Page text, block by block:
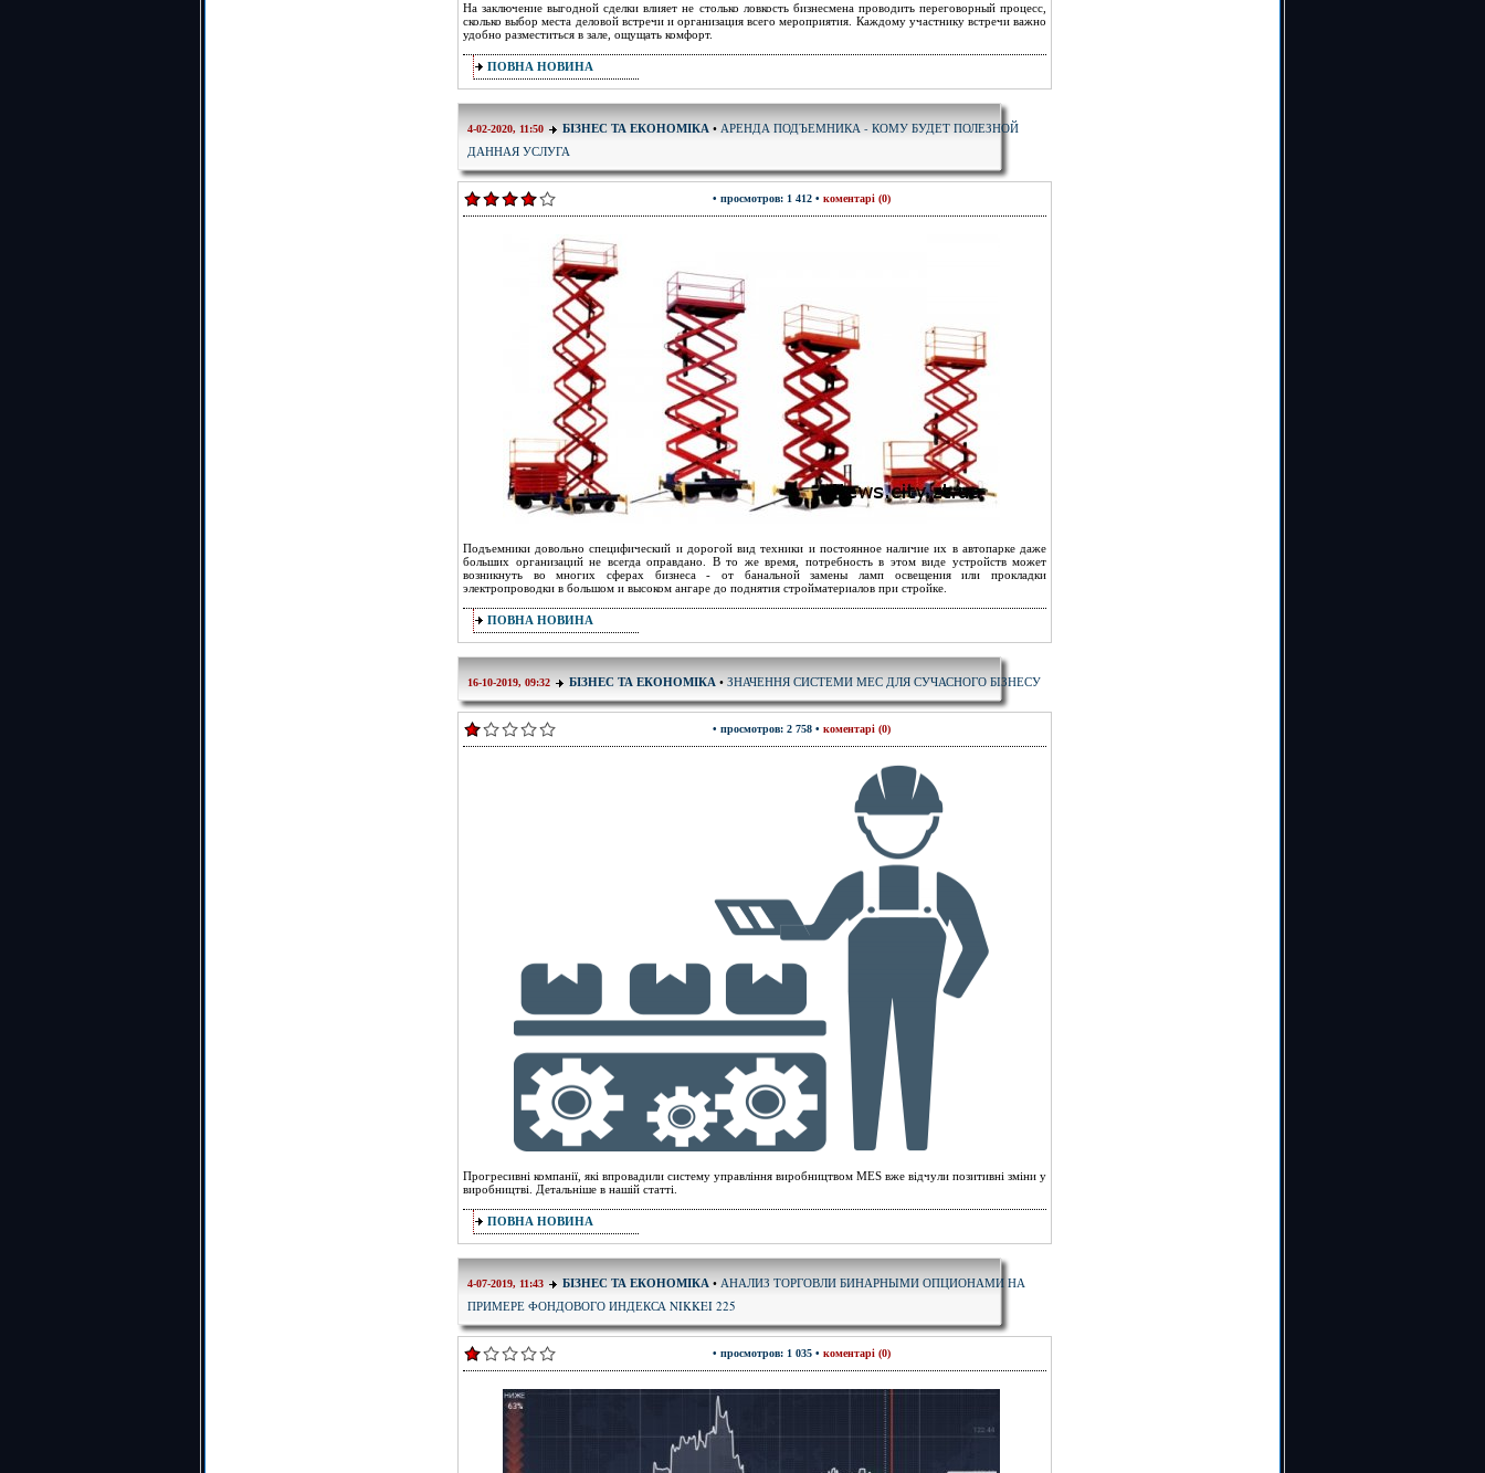
На заключение выгодной сделки влияет не столько ловкость бизнесмена проводить переговорный процесс,
сколько выбор места деловой встречи и организация всего мероприятия. Каждому участнику встречи важно
удобно разместиться в зале, ощущать комфорт.
ПОВНА НОВИНА
4-02-2020, 11:50 БІЗНЕС ТА ЕКОНОМІКА • АРЕНДА ПОДЪЕМНИКА - КОМУ БУДЕТ ПОЛЕЗНОЙ
ДАННАЯ УСЛУГА
• просмотров: 1 412 • коментарі (0)
Подъемники довольно специфический и дорогой вид техники и постоянное наличие их в автопарке даже
больших организаций не всегда оправдано. В то же время, потребность в этом виде устройств может
возникнуть во многих сферах бизнеса - от банальной замены ламп освещения или прокладки
электропроводки в большом и высоком ангаре до поднятия стройматериалов при стройке.
ПОВНА НОВИНА
16-10-2019, 09:32 БІЗНЕС ТА ЕКОНОМІКА • ЗНАЧЕННЯ СИСТЕМИ МЕС ДЛЯ СУЧАСНОГО БІЗНЕСУ
• просмотров: 2 758 • коментарі (0)
Прогресивні компанії, які впровадили систему управління виробництвом MES вже відчули позитивні зміни у
виробництві. Детальніше в нашій статті.
ПОВНА НОВИНА
4-07-2019, 11:43 БІЗНЕС ТА ЕКОНОМІКА • АНАЛИЗ ТОРГОВЛИ БИНАРНЫМИ ОПЦИОНАМИ НА
ПРИМЕРЕ ФОНДОВОГО ИНДЕКСА NIKKEI 225
• просмотров: 1 035 • коментарі (0)